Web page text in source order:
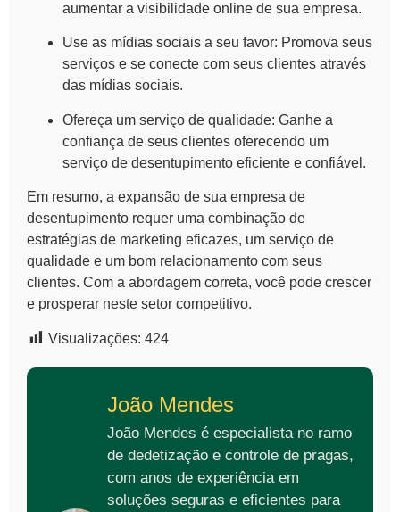
aumentar a visibilidade online de sua empresa.
Use as mídias sociais a seu favor: Promova seus
serviços e se conecte com seus clientes através
das mídias sociais.
Ofereça um serviço de qualidade: Ganhe a
confiança de seus clientes oferecendo um
serviço de desentupimento eficiente e confiável.
Em resumo, a expansão de sua empresa de
desentupimento requer uma combinação de
estratégias de marketing eficazes, um serviço de
qualidade e um bom relacionamento com seus
clientes. Com a abordagem correta, você pode crescer
e prosperar neste setor competitivo.
Visualizações: 424
João Mendes
João Mendes é especialista no ramo
de dedetização e controle de pragas,
com anos de experiência em
soluções seguras e eficientes para